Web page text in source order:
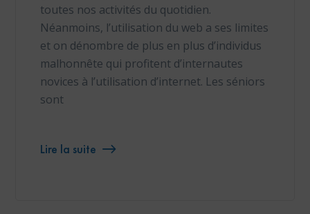
toutes nos activités du quotidien.
Néanmoins, l’utilisation du web a ses limites
et on dénombre de plus en plus d’individus
malhonnête qui profitent d’internautes
novices à l’utilisation d’internet. Les séniors
sont
Lire la suite